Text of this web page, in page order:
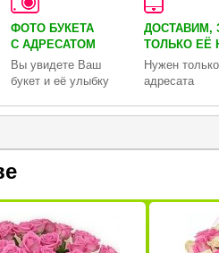
ФОТО БУКЕТА
С АДРЕСАТОМ
Вы увидете Ваш
букет и её улыбку
ДОСТАВИМ,
ТОЛЬКО ЕЁ
Нужен
адресата